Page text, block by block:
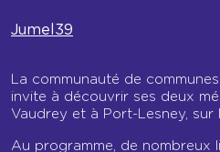
Jumel39
La communauté de
invite à découvrir ses deux
Vaudrey et à Port-Lesney, sur
Au programme, de nombreux